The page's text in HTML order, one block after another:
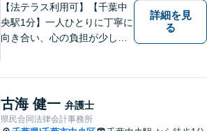
【法テラス利用可】【千葉中
央駅1分】一人ひとりに丁寧に
向き合い、心の負担が少しで
据えた支えを大切にしていま
す。あなたの気持ちにしっか
詳細を見
る
古海 健一 弁護士
県民合同法律会計事務所